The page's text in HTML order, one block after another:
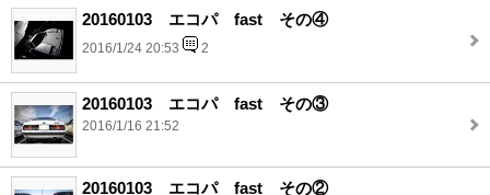
20160103 エコパ fast その④
2016/1/24 20:53 2
20160103 エコパ fast その③
2016/1/16 21:52
20160103 エコパ fast その②